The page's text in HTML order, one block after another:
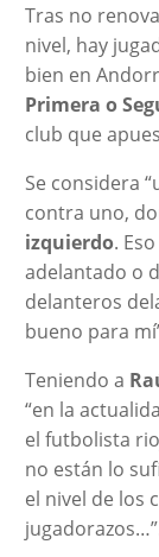
Tras no
nivel, hay
bien en
Primera o
club que
Se considera
contra uno,
izquierdo.
adelantado o
delanteros
bueno para
Teniendo a
“en la
el futbolista
no están lo
el nivel de los